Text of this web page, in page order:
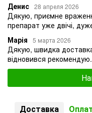
Денис 28 апреля 2026
Дякую, приємне
препарат уже двічі,
Марія
5 марта 2026
Дякую, швидка
відновився рекомендую.
Доставка